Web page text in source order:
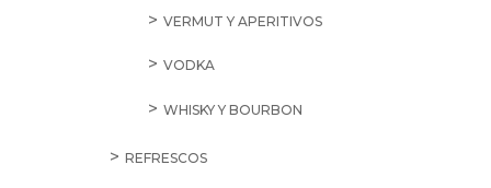
VERMUT Y APERITIVOS
VODKA
WHISKY Y BOURBON
REFRESCOS